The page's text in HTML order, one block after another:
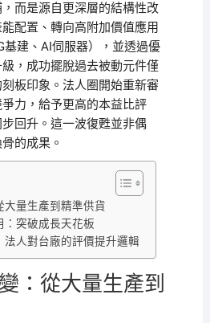
而是源自更深層的結構性改
配置、轉向高附加價值應用
基建、AI伺服器），並透過優
，成功擺脫過去被動元件僅
板印象。法人圈開始重新審
力，給予更高的本益比評
回升。這一波復甦並非偶
的成果。
大量生產到精準供貨
：突破成長天花板
法人對台廠的評價提升邏輯
：從大量生產到